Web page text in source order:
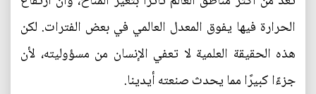
الحرارة فيها يفوق المعدل العالمي في بعض الفترات. لكن
هذه الحقيقة العلمية لا تعفي الإنسان من مسؤوليته، لأن
جزءًا كبيرًا مما يحدث صنعته أيدينا.